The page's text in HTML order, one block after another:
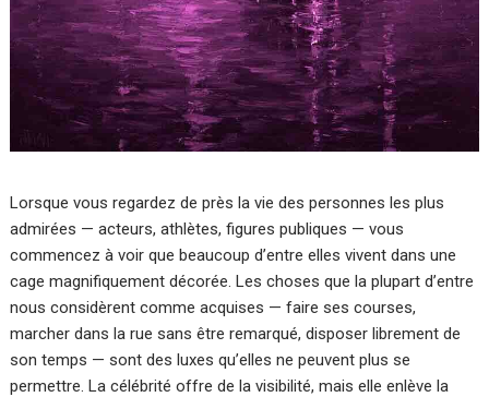
Lorsque vous regardez de près la vie des personnes les plus
admirées — acteurs, athlètes, figures publiques — vous
commencez à voir que beaucoup d’entre elles vivent dans une
cage magnifiquement décorée. Les choses que la plupart d’entre
nous considèrent comme acquises — faire ses courses,
marcher dans la rue sans être remarqué, disposer librement de
son temps — sont des luxes qu’elles ne peuvent plus se
permettre. La célébrité offre de la visibilité, mais elle enlève la